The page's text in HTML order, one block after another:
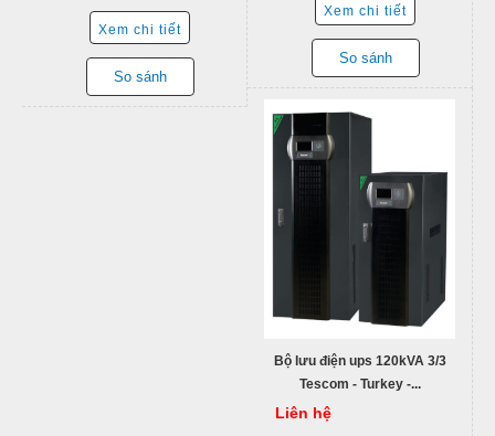
Xem chi tiết
So sánh
Xem chi tiết
So sánh
Bộ lưu điện ups 120kVA 3/3
Tescom - Turkey -...
Liên hệ